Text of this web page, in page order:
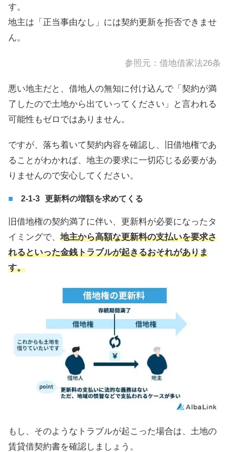
す。
地主は「正当事由なし」には契約更新を拒否できませ
ん。
参照元： 借地借家法26条
悪い地主だと、借地人の無知に付け込んで「契約が満
了したので土地から出ていってください」と言われる
可能性もゼロではありません。
ですが、落ち着いて契約内容を確認し、旧借地権であ
ることがわかれば、地主の要求に一切応じる必要があ
りませんので安心してください。
更新料の増額を求めてくる
旧借地権の契約満了に伴い、更新料が必要になったタ
イミングで、 地主から高額な更新料の支払いを要求さ
れるといった金銭トラブルが起きるおそれがありま
す。
もし、そのようなトラブルが起こった場合は、土地の
賃貸借契約書を確認しましょう。